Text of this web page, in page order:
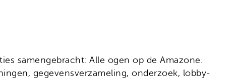
samengebracht: Alle ogen op de Amazone.
gegevensverzameling, onderzoek, lobby-